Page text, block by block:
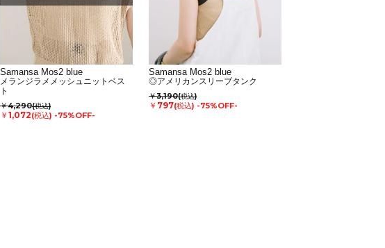
Samansa Mos2 blue
メランジラメメッシュニットベス
ト
￥4,290(税込)
￥1,072(税込) -75%OFF-
Samansa Mos2 blue
◎アメリカンスリーブタンク
￥3,190(税込)
￥797(税込) -75%OFF-